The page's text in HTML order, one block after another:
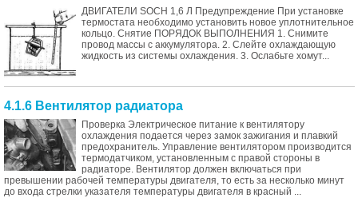
ДВИГАТЕЛИ SOCH 1,6 Л Предупреждение При установке
термостата необходимо установить новое уплотнительное
кольцо. Снятие ПОРЯДОК ВЫПОЛНЕНИЯ 1. Снимите
провод массы с аккумулятора. 2. Слейте охлаждающую
жидкость из системы охлаждения. 3. Ослабьте хомут...
4.1.6 Вентилятор радиатора
Проверка Электрическое питание к вентилятору
охлаждения подается через замок зажигания и плавкий
предохранитель. Управление вентилятором производится
термодатчиком, установленным с правой стороны в
радиаторе. Вентилятор должен включаться при
превышении рабочей температуры двигателя, то есть за несколько минут
до входа стрелки указателя температуры двигателя в красный ...